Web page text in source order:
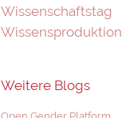
Wissenschaftstag
Wissensproduktion
Weitere Blogs